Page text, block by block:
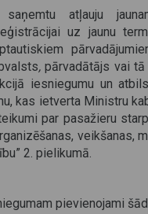
atļauju
uz jaunu
, pārvadātājs vai
iesniegumu un
kas ietverta Ministru
par pasažieru
veikšanas,
2. pielikumā.
pievienojami